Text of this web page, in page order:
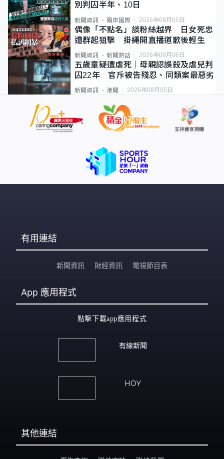
別判囚半年、10日
新聞資訊 兩岸國際 2026年08月05日
偶像「不點名」談粉絲越界 日女死忠
遭群起狙擊 掛繩開直播道歉後輕生
新聞資訊 新聞熱話 2026年08月06日
五歲童疑遭虐死｜母親認誤殺及虐兒判
囚22年 官斥被告殘忍、同類案最惡劣
新聞資訊 港聞 2026年08月05日
有用連結
新聞資訊 財經資訊 電視節目表
App 應用程式
點擊下載app應用程式
有線新聞
HOY
其他連結